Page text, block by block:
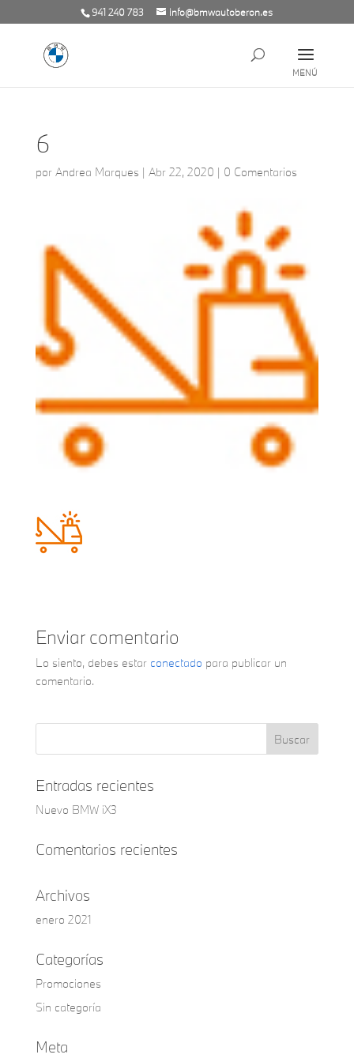
941 240 783 info@bmwautoberon.es
6
por Andrea Marques | Abr 22, 2020 | 0 Comentarios
Enviar comentario
Lo siento, debes estar conectado para publicar un
comentario.
Entradas recientes
Nuevo BMW iX3
Comentarios recientes
Archivos
enero 2021
Categorías
Promociones
Sin categoría
Meta